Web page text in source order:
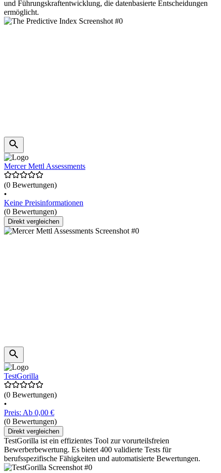
und Führungskraftentwicklung, die datenbasierte Entscheidungen
ermöglicht.
Mercer Mettl Assessments
(0 Bewertungen)
•
Keine Preisinformationen
(0 Bewertungen)
Direkt vergleichen
TestGorilla
(0 Bewertungen)
•
Preis: Ab 0,00 €
(0 Bewertungen)
Direkt vergleichen
TestGorilla ist ein effizientes Tool zur vorurteilsfreien
Bewerberbewertung. Es bietet 400 validierte Tests für
berufsspezifische Fähigkeiten und automatisierte Bewertungen.